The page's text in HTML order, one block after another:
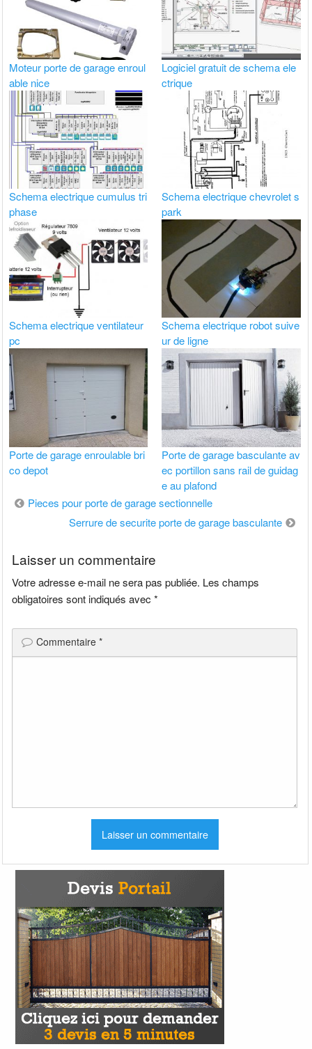
Moteur porte de garage enroul
able nice
Logiciel gratuit de schema ele
ctrique
Schema electrique cumulus tri
phase
Schema electrique chevrolet s
park
Schema electrique ventilateur
pc
Schema electrique robot suive
ur de ligne
Porte de garage enroulable bri
co depot
Porte de garage basculante av
ec portillon sans rail de guidag
e au plafond
Navigation
Pieces pour porte de garage sectionnelle
Serrure de securite porte de garage basculante
Laisser un commentaire
Votre adresse e-mail ne sera pas publiée. Les champs
obligatoires sont indiqués avec*
Commentaire*